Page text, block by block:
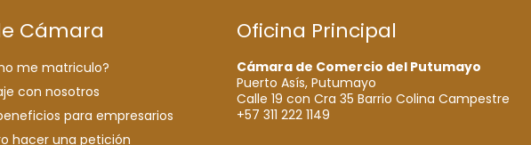
Cámara
me matriculo?
con nosotros
para empresarios
hacer una petición
Oficina Principal
Cámara de Comercio del Putumayo
Puerto Asís, Putumayo
Calle 19 con Cra 35 Barrio Colina Campestre
+57 311 222 1149